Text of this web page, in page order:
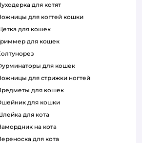
пуходерка для котят
ножницы для когтей кошки
щетка для кошек
триммер для кошек
колтунорез
фурминаторы для кошек
ножницы для стрижки ногтей
предметы для кошек
ошейник для кошки
шлейка для кота
намордник на кота
переноска для кота